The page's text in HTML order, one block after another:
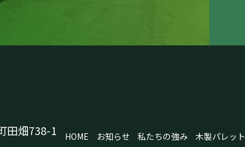
田畑738-1
HOME お知らせ 私たちの強み 木製パレット